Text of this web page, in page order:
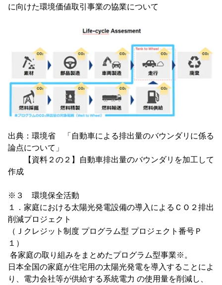
に向けた環境価値取引事業の協業について
出典：環境省 「自動車による排出量のバウンダリに係る
論点について」
【資料２の２】自動車排出量のバウンダリを加工して
作成
※３ 環境保全活動
１．家庭における太陽光発電設備の導入によるＣＯ２排出
削減プロジェクト
（Ｊクレジット制度 プログラム型 プロジェクト番号Ｐ
１）
各家庭の取り組みをまとめたプログラム型事業※。
日本全国の家庭が住宅用の太陽光発電を導入することによ
り、電力会社等が供給する系統電力 の使用量を削減し、